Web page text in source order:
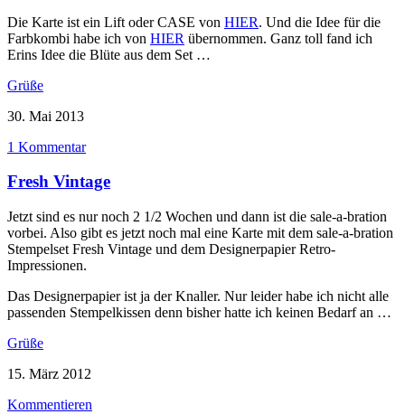
Die Karte ist ein Lift oder CASE von HIER. Und die Idee für die
Farbkombi habe ich von HIER übernommen. Ganz toll fand ich
Erins Idee die Blüte aus dem Set …
Grüße
30. Mai 2013
1 Kommentar
Fresh Vintage
Jetzt sind es nur noch 2 1/2 Wochen und dann ist die sale-a-bration
vorbei. Also gibt es jetzt noch mal eine Karte mit dem sale-a-bration
Stempelset Fresh Vintage und dem Designerpapier Retro-
Impressionen.
Das Designerpapier ist ja der Knaller. Nur leider habe ich nicht alle
passenden Stempelkissen denn bisher hatte ich keinen Bedarf an …
Grüße
15. März 2012
Kommentieren